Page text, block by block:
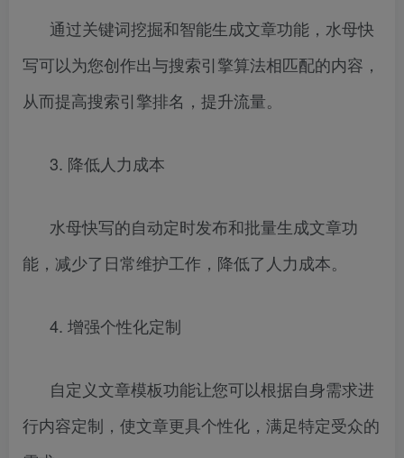
通过关键词挖掘和智能生成文章功能，水母快
写可以为您创作出与搜索引擎算法相匹配的内容，
从而提高搜索引擎排名，提升流量。
3. 降低人力成本
水母快写的自动定时发布和批量生成文章功
能，减少了日常维护工作，降低了人力成本。
4. 增强个性化定制
自定义文章模板功能让您可以根据自身需求进
行内容定制，使文章更具个性化，满足特定受众的